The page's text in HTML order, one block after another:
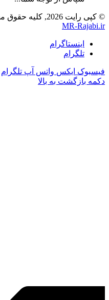
© کپی رایت 2026, کلیه حقوق محفوظ است |
MR-Rajabi.ir
اینستاگرام
تلگرام
فیسبوک ایکس واتس آپ تلگرام
دکمه بازگشت به بالا